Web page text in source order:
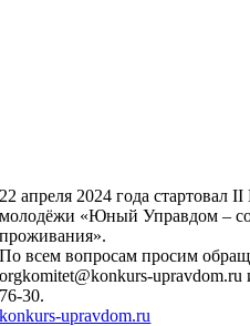
22 апреля 2024 года стартовал
молодёжи «Юный Управдом –
проживания».
По всем вопросам просим
orgkomitet@konkurs-
76-30.
konkurs-upravdom.ru